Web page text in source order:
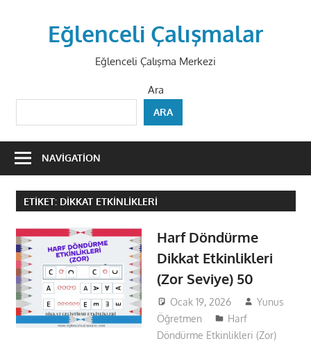
Eğlenceli Çalışmalar
Eğlenceli Çalışma Merkezi
Ara
ARA
NAVIGATION
ETIKET: DIKKAT ETKINLIKLERI
Harf Döndürme
Dikkat Etkinlikleri
(Zor Seviye) 50
Ocak 19, 2026
Yunus
Öğretmen
Harf
Döndürme Etkinlikleri (Zor)